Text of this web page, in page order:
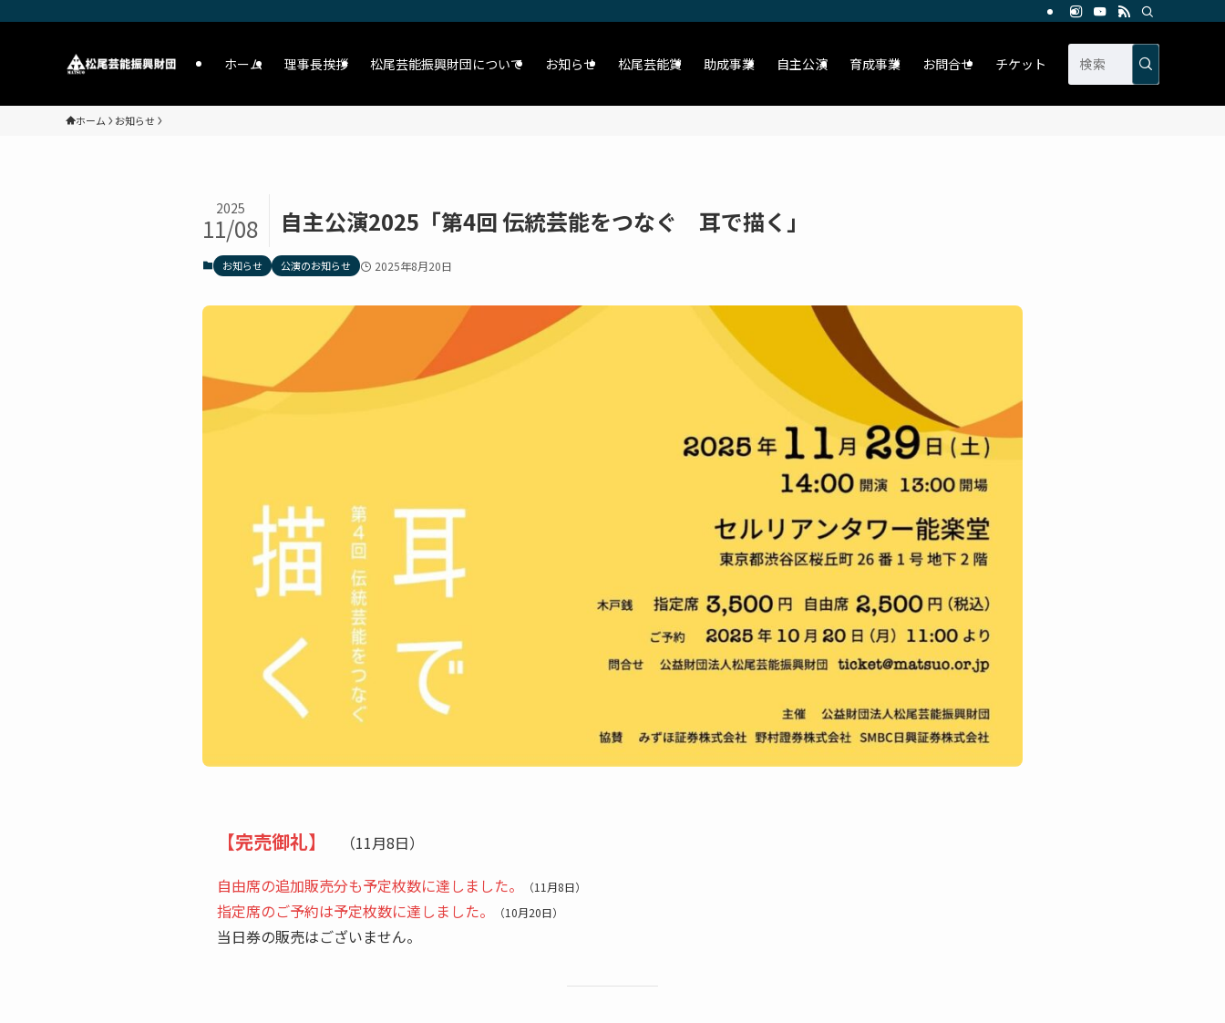
ホーム 理事長挨拶 松尾芸能振興財団について お知らせ 松尾芸能賞 助成事業 自主公演 育成事業 お問合せ チケット
ホーム お知らせ
自主公演2025「第4回 伝統芸能をつなぐ 耳で描く」
2025
11/08
お知らせ 公演のお知らせ 2025年8月20日
【完売御礼】
（11月8日）
自由席の追加販売分も予定枚数に達しました。 （11月8日）
指定席のご予約は予定枚数に達しました。 （10月20日）
当日券の販売はございません。